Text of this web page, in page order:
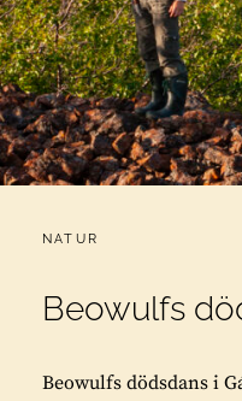
CATEGORIES:
NATUR
Beowulfs
Beowulfs dödsdans i